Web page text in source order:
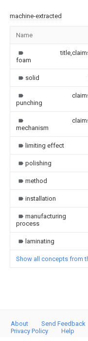
machine-extracted
Name
foam
solid
punching
mechanism
limiting effect
polishing
method
installation
manufacturing
process
laminating
Show all concepts from
About Send Feedback
Privacy Policy
Help